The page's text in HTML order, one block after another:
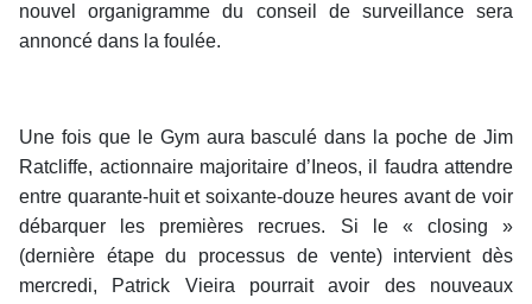
nouvel organigramme du conseil de surveillance sera
annoncé dans la foulée.
Une fois que le Gym aura basculé dans la poche de Jim
Ratcliffe, actionnaire majoritaire d’Ineos, il faudra attendre
entre quarante-huit et soixante-douze heures avant de voir
débarquer les premières recrues. Si le « closing »
(dernière étape du processus de vente) intervient dès
mercredi, Patrick Vieira pourrait avoir des nouveaux